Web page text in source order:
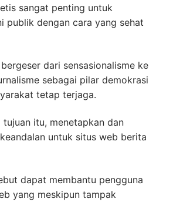
sangat penting untuk
publik dengan cara yang sehat
dari sensasionalisme ke
sebagai pilar demokrasi
tetap terjaga.
itu, menetapkan dan
untuk situs web berita
dapat membantu pengguna
yang meskipun tampak